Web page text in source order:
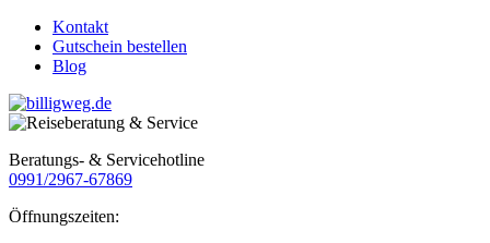
Kontakt
Gutschein bestellen
Blog
Beratungs- & Servicehotline
0991/2967-67869
Öffnungszeiten: